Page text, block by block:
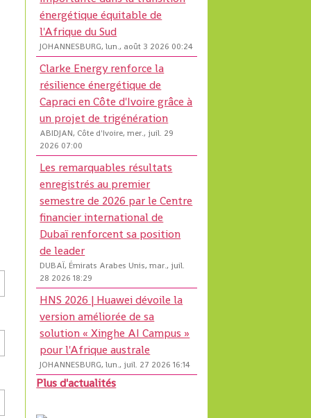
énergétique équitable de
l'Afrique du Sud
JOHANNESBURG, lun., août 3 2026 00:24
Clarke Energy renforce la
résilience énergétique de
Capraci en Côte d'Ivoire grâce à
un projet de trigénération
ABIDJAN, Côte d'Ivoire, mer., juil. 29
2026 07:00
Les remarquables résultats
enregistrés au premier
semestre de 2026 par le Centre
financier international de
Dubaï renforcent sa position
de leader
DUBAÏ, Émirats Arabes Unis, mar., juil.
28 2026 18:29
HNS 2026 | Huawei dévoile la
version améliorée de sa
solution « Xinghe AI Campus »
pour l'Afrique australe
JOHANNESBURG, lun., juil. 27 2026 16:14
Plus d'actualités